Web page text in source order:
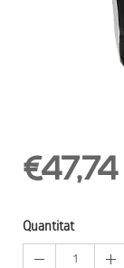
€47,74
Quantitat
1